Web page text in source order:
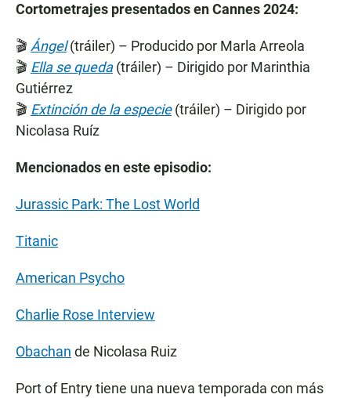
Cortometrajes presentados en Cannes 2024:
🎬 Ángel(tráiler) – Producido por Marla Arreola
🎬 Ella se queda(tráiler) – Dirigido por Marinthia
Gutiérrez
🎬 Extinción de la especie(tráiler) – Dirigido por
Nicolasa Ruíz
Mencionados en este episodio:
Jurassic Park: The Lost World
Titanic
American Psycho
Charlie Rose Interview
Obachan de Nicolasa Ruiz
Port of Entry tiene una nueva temporada con más